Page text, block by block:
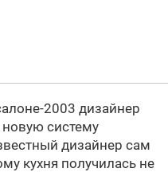
2003 дизайнер
систему
дизайнер сам
кухня получилась не